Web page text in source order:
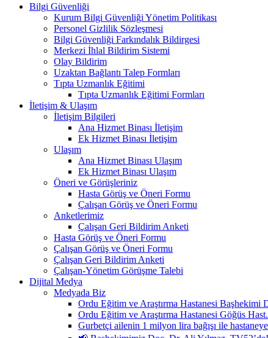
Bilgi Güvenliği
Kurum Bilgi Güvenliği Yönetim Politikası
Personel Gizlilik Sözleşmesi
Bilgi Güvenliği Farkındalık Bildirgesi
Merkezi İhlal Bildirim Sistemi
Olay Bildirim
Uzaktan Bağlantı Talep Formları
Tıpta Uzmanlık Eğitimi
Tıpta Uzmanlık Eğitimi Formları
İletişim & Ulaşım
İletişim Bilgileri
Ana Hizmet Binası İletişim
Ek Hizmet Binası İletişim
Ulaşım
Ana Hizmet Binası Ulaşım
Ek Hizmet Binası Ulaşım
Öneri ve Görüşleriniz
Hasta Görüş ve Öneri Formu
Çalışan Görüş ve Öneri Formu
Anketlerimiz
Çalışan Geri Bildirim Anketi
Hasta Görüş ve Öneri Formu
Çalışan Görüş ve Öneri Formu
Çalışan Geri Bildirim Anketi
Çalışan-Yönetim Görüşme Talebi
Dijital Medya
Medyada Biz
Ordu Eğitim ve Araştırma Hastanesi Başhekimi
Ordu Eğitim ve Araştırma Hastanesi Göğüs
Gurbetçi ailenin 1 milyon lira bağışı ile hastaneye